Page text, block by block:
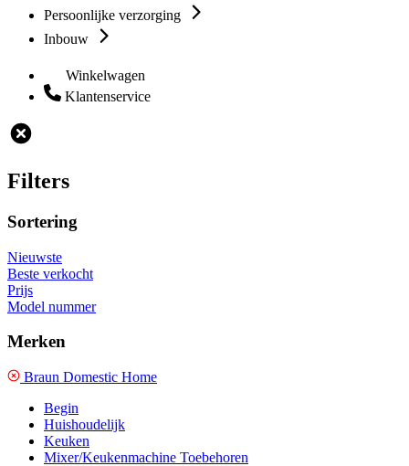
Persoonlijke verzorging
Inbouw
Winkelwagen
Klantenservice
Filters
Sortering
Nieuwste
Beste verkocht
Prijs
Model nummer
Merken
Braun Domestic Home
Begin
Huishoudelijk
Keuken
Mixer/Keukenmachine Toebehoren